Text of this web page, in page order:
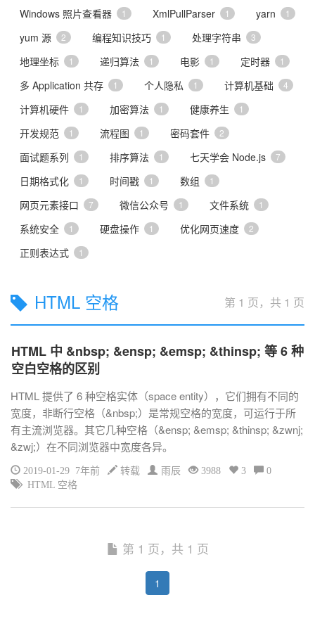
Windows 照片查看器 1 XmlPullParser 1 yarn 1
yum 源 2 编程知识技巧 1 处理字符串 3
地理坐标 1 递归算法 1 电影 1 定时器 1
多 Application 共存 1 个人隐私 1 计算机基础 4
计算机硬件 1 加密算法 1 健康养生 1
开发规范 1 流程图 1 密码套件 2
面试题系列 1 排序算法 1 七天学会 Node.js 7
日期格式化 1 时间戳 1 数组 1
网页元素接口 7 微信公众号 1 文件系统 1
系统安全 1 硬盘操作 1 优化网页速度 2
正则表达式 1
HTML 空格 第 1 页，共 1 页
HTML 中 &nbsp; &ensp; &emsp; &thinsp; 等 6 种
空白空格的区别
HTML 提供了 6 种空格实体（space entity），它们拥有不同的
宽度，非断行空格（&nbsp;）是常规空格的宽度，可运行于所
有主流浏览器。其它几种空格（&ensp; &emsp; &thinsp; &zwnj;
&zwj;）在不同浏览器中宽度各异。
2019-01-29 7年前 转载 雨辰 3988 3
0
HTML 空格
第 1 页，共 1 页
1